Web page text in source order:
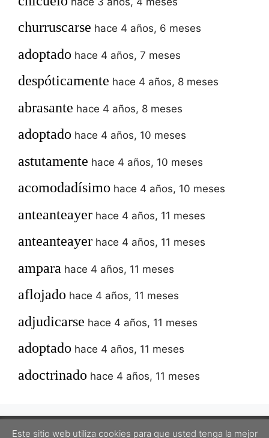
churruscarse hace 4 años, 6 meses
adoptado hace 4 años, 7 meses
despóticamente hace 4 años, 8 meses
abrasante hace 4 años, 8 meses
adoptado hace 4 años, 10 meses
astutamente hace 4 años, 10 meses
acomodadísimo hace 4 años, 10 meses
anteanteayer hace 4 años, 11 meses
anteanteayer hace 4 años, 11 meses
ampara hace 4 años, 11 meses
aflojado hace 4 años, 11 meses
adjudicarse hace 4 años, 11 meses
adoptado hace 4 años, 11 meses
adoctrinado hace 4 años, 11 meses
Este sitio web utiliza cookies para que usted tenga la mejor